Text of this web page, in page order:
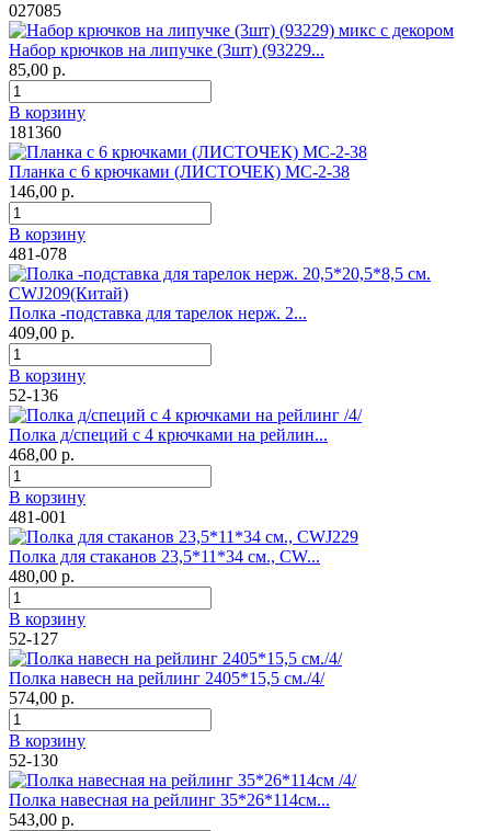
027085
Набор крючков на липучке (3шт) (93229...
85,00 р.
В корзину
181360
Планка с 6 крючками (ЛИСТОЧЕК) МС-2-38
146,00 р.
В корзину
481-078
Полка -подставка для тарелок нерж. 2...
409,00 р.
В корзину
52-136
Полка д/специй с 4 крючками на рейлин...
468,00 р.
В корзину
481-001
Полка для стаканов 23,5*11*34 см., CW...
480,00 р.
В корзину
52-127
Полка навесн на рейлинг 2405*15,5 см./4/
574,00 р.
В корзину
52-130
Полка навесная на рейлинг 35*26*114см...
543,00 р.